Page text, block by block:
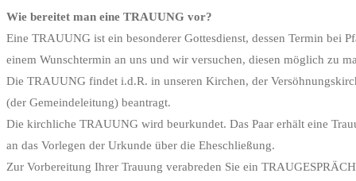
Wie bereitet man eine TRAUUNG vor?
Eine TRAUUNG ist ein besonderer Gottesdienst, dessen Termin bei
einem Wunschtermin an uns und wir versuchen, diesen möglich zu
Die TRAUUNG findet i.d.R. in unseren Kirchen, der
(der Gemeindeleitung) beantragt.
Die kirchliche TRAUUNG wird beurkundet. Das Paar erhält eine
an das Vorlegen der Urkunde über die Eheschließung.
Zur Vorbereitung Ihrer Trauung verabreden Sie ein